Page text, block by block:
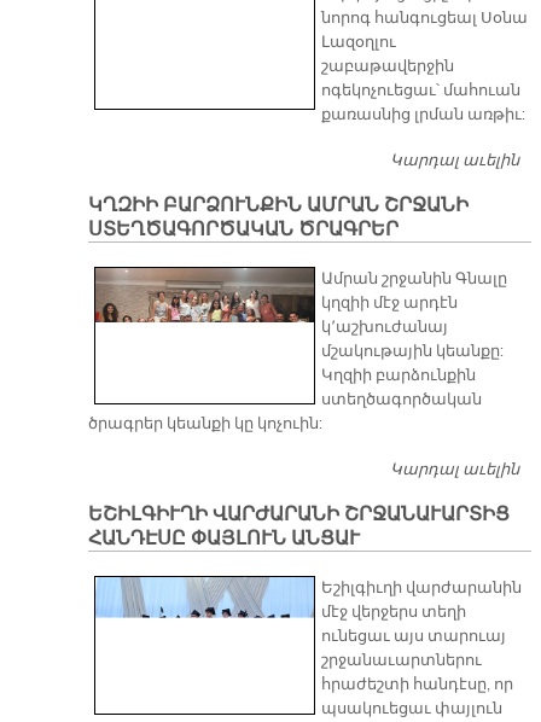
նորոգ հանգուցեալ Սօնա
Լազօղլու
շաբաթավերջին
ոգեկոչուեցաւ՝ մահուան
քառասնից լրման առթիւ:
Կարդալ աւելին
ԿՂԶԻԻ ԲԱՐՁՈՒՆՔԻՆ ԱՄՐԱՆ ՇՐՋԱՆԻ
ՍՏԵՂԾԱԳՈՐԾԱԿԱՆ ԾՐԱԳՐԵՐ
Ամրան շրջանին Գնալը
կղզիի մէջ արդէն
կ՚աշխուժանայ
մշակութային կեանքը:
Կղզիի բարձունքին
ստեղծագործական
ծրագրեր կեանքի կը կոչուին:
Կարդալ աւելին
ԵՇԻԼԳԻՒՂԻ ՎԱՐԺԱՐԱՆԻ ՇՐՋԱՆԱՒԱՐՏԻՑ
ՀԱՆԴԷՍԸ ՓԱՅԼՈՒՆ ԱՆՑԱՒ
Եշիլգիւղի վարժարանին
մէջ վերջերս տեղի
ունեցաւ այս տարուայ
շրջանաւարտներու
հրաժեշտի հանդէսը, որ
պսակուեցաւ փայլուն